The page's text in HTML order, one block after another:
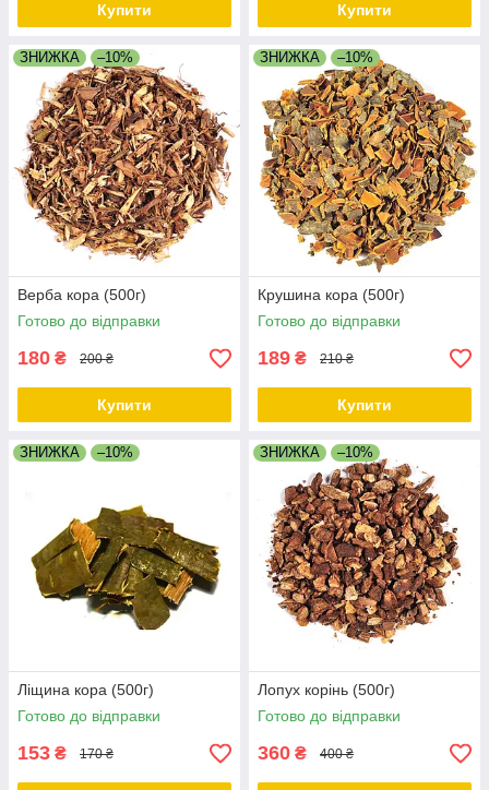
Купити Купити
ЗНИЖКА –10%
Верба кора (500г)
Готово до відправки
180 ₴ 200 ₴
Купити
ЗНИЖКА –10%
Крушина кора (500г)
Готово до відправки
189 ₴ 210 ₴
Купити
ЗНИЖКА –10%
Ліщина кора (500г)
Готово до відправки
153 ₴ 170 ₴
ЗНИЖКА –10%
Лопух корінь (500г)
Готово до відправки
360 ₴ 400 ₴